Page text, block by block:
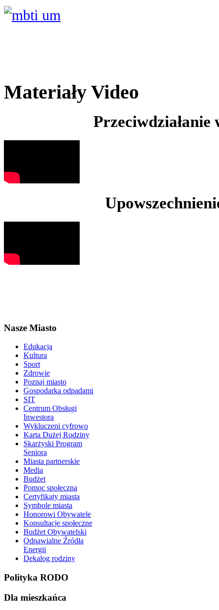
Materiały Video
Nasze Miasto
Edukacja
Kultura
Sport
Zdrowie
Poznaj miasto
Gospodarka odpadami
SIT
Centrum Obsługi
Inwestora
Wykluczeni cyfrowo
Karta Dużej Rodziny
Skarżyski Program
Seniora
Miasta partnerskie
Media
Budżet
Pomoc społeczna
Certyfikaty miasta
Symbole miasta
Honorowi Obywatele
Konsultacje społeczne
Budżet Obywatelski
Odnawialne Źródła
Energii
Dekalog rodziny
Polityka RODO
Dla mieszkańca